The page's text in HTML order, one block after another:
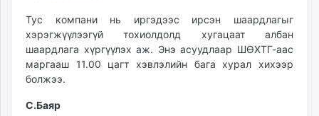
ugluu.mn
urlag.mn
unen.mn
asu.mn
shuurhai.mn
Тус компани нь иргэдээс ирсэн шаардлагыг
хэрэгжүүлээгүй тохиолдолд хугацаат албан
шаардлага хүргүүлэх аж. Энэ асуудлаар ШӨХТГ-аас
маргааш 11.00 цагт хэвлэлийн бага хурал хихээр
болжээ.
С.Баяр